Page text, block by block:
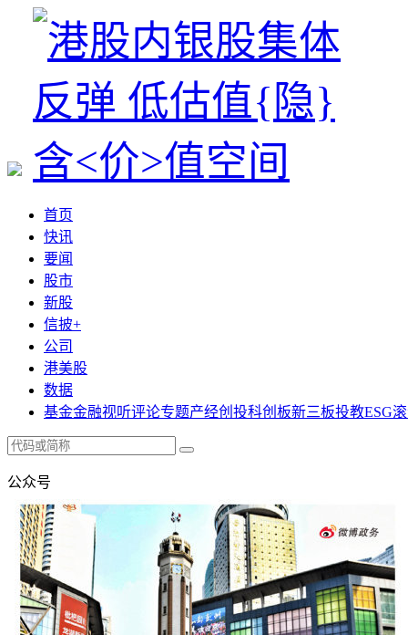
首页
快讯
要闻
股市
新股
信披+
公司
港美股
数据
基金金融视听评论专题产经创投科创板新三板投教ESG
公众号